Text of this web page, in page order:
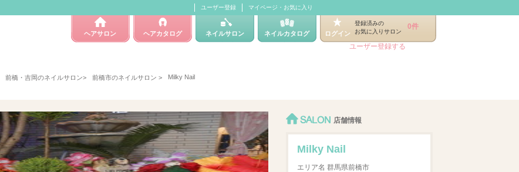
ユーザー登録 マイページ・お気に入り
ヘアサロン ヘアカタログ ネイルサロン ネイルカタログ ログイン
登録済みの
お気に入りサロン
0件
ユーザー登録する
前橋・吉岡のネイルサロン> 前橋市のネイルサロン > Milky Nail
SALON 店舗情報
Milky Nail
エリア名 群馬県前橋市